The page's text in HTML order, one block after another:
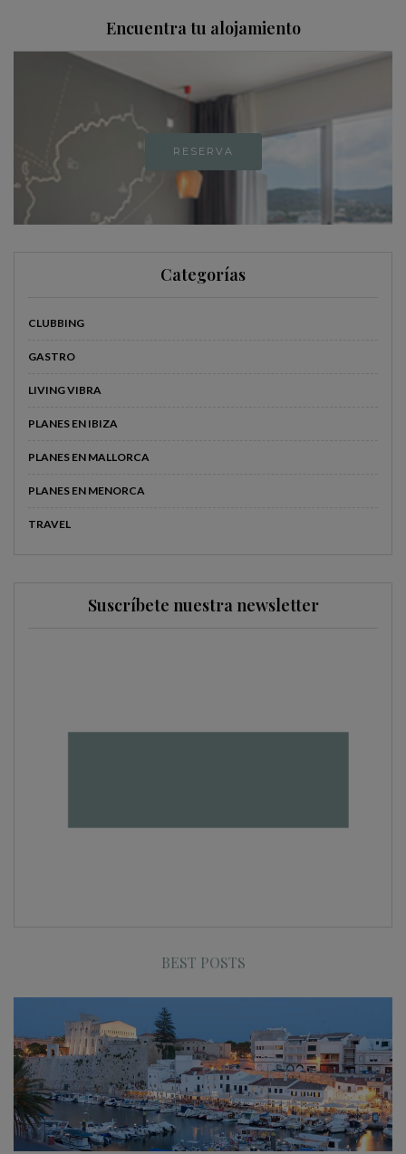
Encuentra tu alojamiento
RESERVA
Categorías
CLUBBING
GASTRO
LIVING VIBRA
PLANES EN IBIZA
PLANES EN MALLORCA
PLANES EN MENORCA
TRAVEL
Suscríbete nuestra newsletter
BEST POSTS